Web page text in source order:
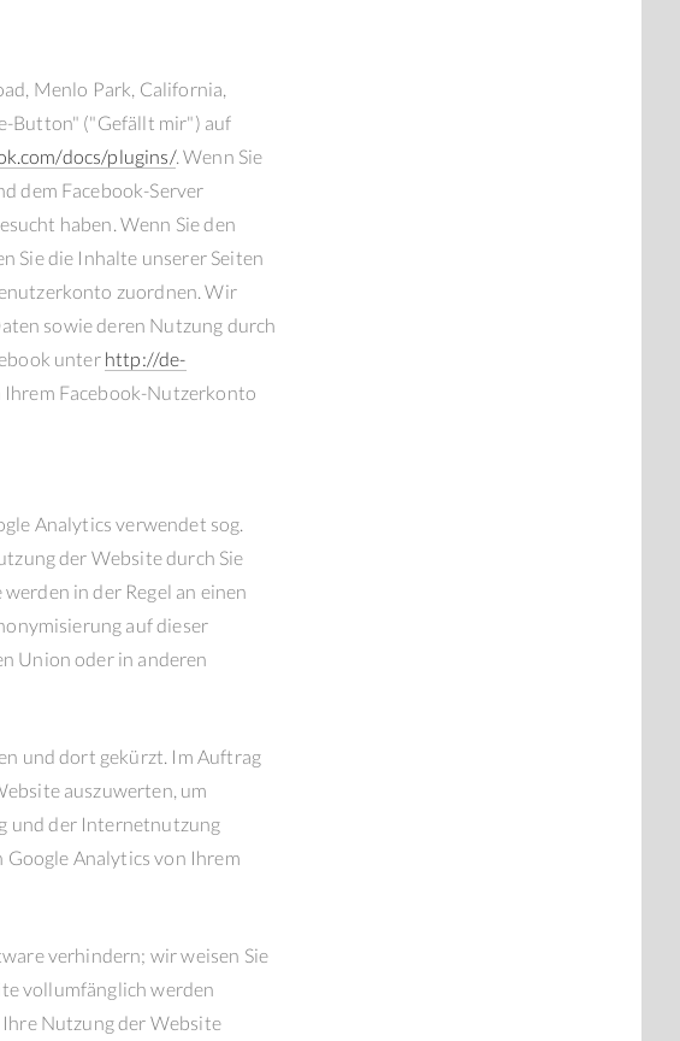
Menlo Park, California,
Button" ("Gefällt mir") auf
docs/plugins/. Wenn Sie
dem Facebook-Server
haben. Wenn Sie den
Sie die Inhalte unserer Seiten
zuordnen. Wir
sowie deren Nutzung durch
unter http://de-
Ihrem Facebook-Nutzerkonto
Analytics verwendet sog.
der Website durch Sie
in der Regel an einen
auf dieser
Union oder in anderen
und dort gekürzt. Im Auftrag
auszuwerten, um
und der Internetnutzung
Analytics von Ihrem
verhindern; wir weisen Sie
vollumfänglich werden
Ihre Nutzung der Website